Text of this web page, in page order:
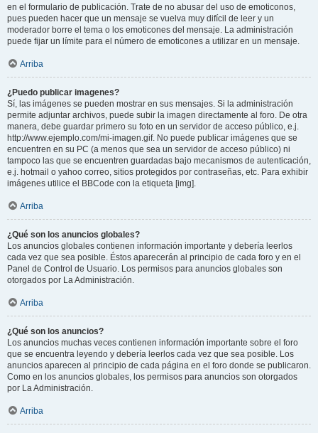
en el formulario de publicación. Trate de no abusar del uso de emoticonos,
pues pueden hacer que un mensaje se vuelva muy difícil de leer y un
moderador borre el tema o los emoticones del mensaje. La administración
puede fijar un límite para el número de emoticones a utilizar en un mensaje.
Arriba
¿Puedo publicar imagenes?
Sí, las imágenes se pueden mostrar en sus mensajes. Si la administración
permite adjuntar archivos, puede subir la imagen directamente al foro. De otra
manera, debe guardar primero su foto en un servidor de acceso público, e.j.
http://www.ejemplo.com/mi-imagen.gif. No puede publicar imágenes que se
encuentren en su PC (a menos que sea un servidor de acceso público) ni
tampoco las que se encuentren guardadas bajo mecanismos de autenticación,
e.j. hotmail o yahoo correo, sitios protegidos por contraseñas, etc. Para exhibir
imágenes utilice el BBCode con la etiqueta [img].
Arriba
¿Qué son los anuncios globales?
Los anuncios globales contienen información importante y debería leerlos
cada vez que sea posible. Éstos aparecerán al principio de cada foro y en el
Panel de Control de Usuario. Los permisos para anuncios globales son
otorgados por La Administración.
Arriba
¿Qué son los anuncios?
Los anuncios muchas veces contienen información importante sobre el foro
que se encuentra leyendo y debería leerlos cada vez que sea posible. Los
anuncios aparecen al principio de cada página en el foro donde se publicaron.
Como en los anuncios globales, los permisos para anuncios son otorgados
por La Administración.
Arriba